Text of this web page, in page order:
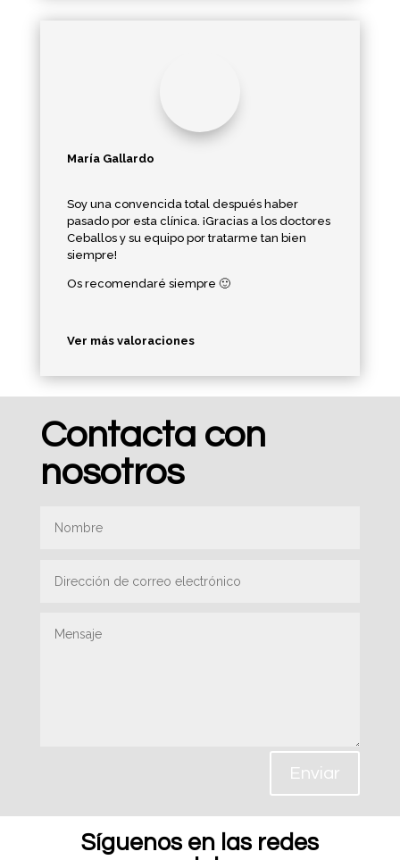
María Gallardo
Soy una convencida total después haber
pasado por esta clínica. ¡Gracias a los doctores
Ceballos y su equipo por tratarme tan bien
siempre!
Os recomendaré siempre 🙂
Ver más valoraciones
Contacta con
nosotros
Enviar
Síguenos en las redes